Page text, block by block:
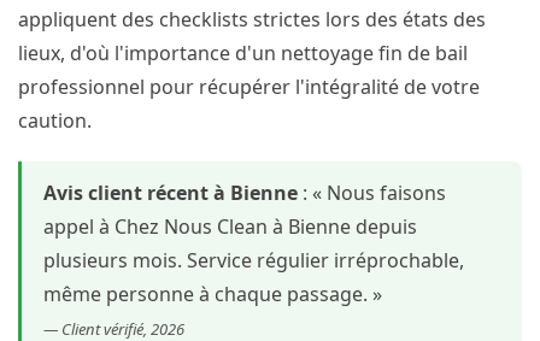
appliquent des checklists strictes lors des états des
lieux, d'où l'importance d'un nettoyage fin de bail
professionnel pour récupérer l'intégralité de votre
caution.
Avis client récent à Bienne : « Nous faisons
appel à Chez Nous Clean à Bienne depuis
plusieurs mois. Service régulier irréprochable,
même personne à chaque passage. »
— Client vérifié, 2026